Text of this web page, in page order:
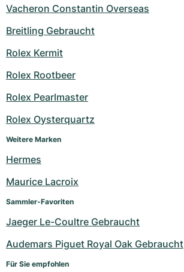
Vacheron Constantin Overseas
Breitling Gebraucht
Rolex Kermit
Rolex Rootbeer
Rolex Pearlmaster
Rolex Oysterquartz
Weitere Marken
Hermes
Maurice Lacroix
Sammler-Favoriten
Jaeger Le-Coultre Gebraucht
Audemars Piguet Royal Oak Gebraucht
Für Sie empfohlen